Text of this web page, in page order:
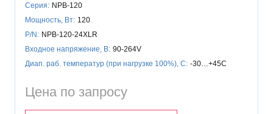
Серия: NPB-120
Мощность, Вт: 120
P/N: NPB-120-24XLR
Входное напряжение, В: 90-264V
Диап. раб. температур (при нагрузке 100%), C: -30…+45C
Цена по запросу